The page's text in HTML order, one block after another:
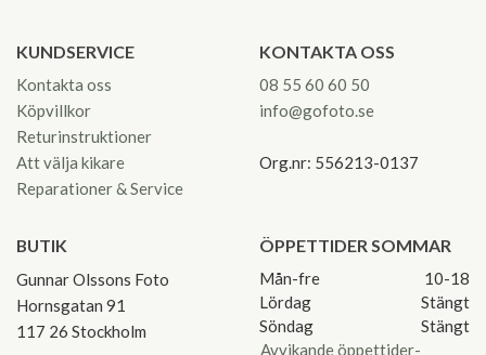
KUNDSERVICE
Kontakta oss
Köpvillkor
Returinstruktioner
Att välja kikare
Reparationer & Service
KONTAKTA OSS
08 55 60 60 50
info@gofoto.se
Org.nr: 556213-0137
BUTIK
Gunnar Olssons Foto
Hornsgatan 91
117 26 Stockholm
ÖPPETTIDER SOMMAR
Mån-fre
10-18
Lördag
Stängt
Söndag
Stängt
Avvikande öppettider-